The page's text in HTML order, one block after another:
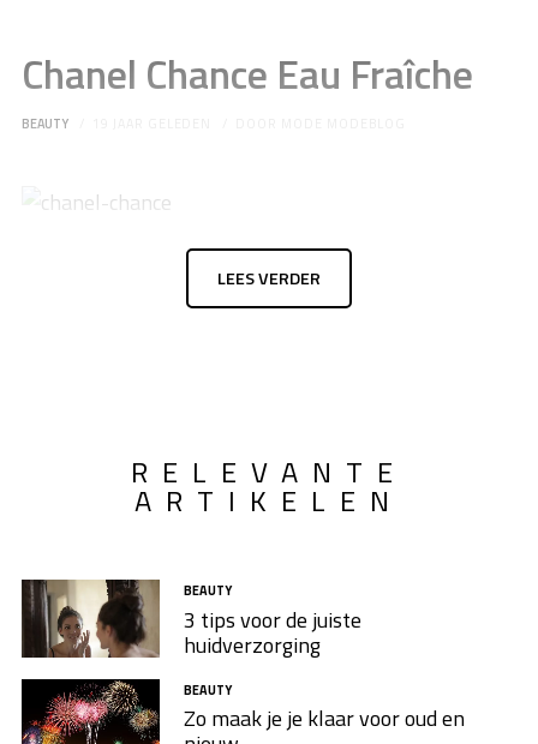
Chanel Chance Eau Fraîche
BEAUTY
LEES VERDER
RELEVANTE
ARTIKELEN
BEAUTY
3 tips voor de juiste
huidverzorging
BEAUTY
Zo maak je je klaar voor oud en